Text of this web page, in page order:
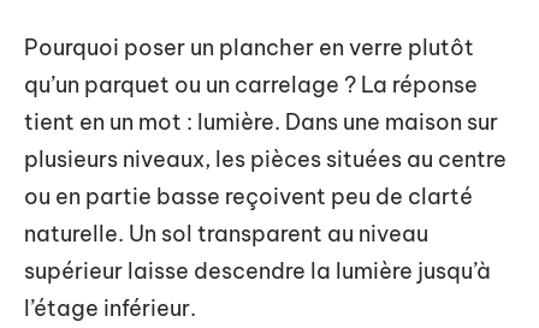
Pourquoi poser un plancher en verre plutôt
qu’un parquet ou un carrelage ? La réponse
tient en un mot : lumière. Dans une maison sur
plusieurs niveaux, les pièces situées au centre
ou en partie basse reçoivent peu de clarté
naturelle. Un sol transparent au niveau
supérieur laisse descendre la lumière jusqu’à
l’étage inférieur.